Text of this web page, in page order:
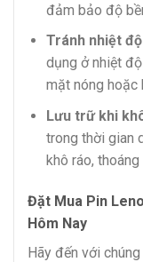
đảm bảo độ
Tránh nhiệt
dụng ở nhiệt
mặt nóng hoặc
Lưu trữ khi
trong thời gian
khô ráo, thoáng
Đặt Mua Pin
Hôm Nay
Hãy đến với